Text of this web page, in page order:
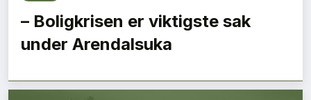
Annonsering
– Boligkrisen er viktigste sak
under Arendalsuka